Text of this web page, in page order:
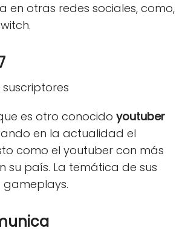
en otras redes sociales, como,
suscriptores
es otro conocido youtuber
en la actualidad el
como el youtuber con más
su país. La temática de sus
gameplays.